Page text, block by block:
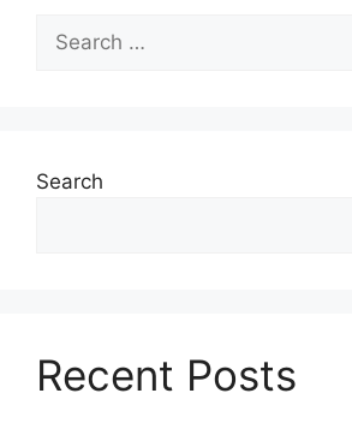
Search
for:
Search
Recent Posts